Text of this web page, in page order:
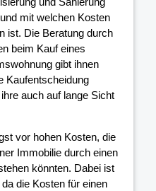
mit welchen Kosten
ist. Die Beratung durch
beim Kauf eines
gibt ihnen
Kaufentscheidung
auch auf lange Sicht
vor hohen Kosten, die
Immobilie durch einen
könnten. Dabei ist
die Kosten für einen